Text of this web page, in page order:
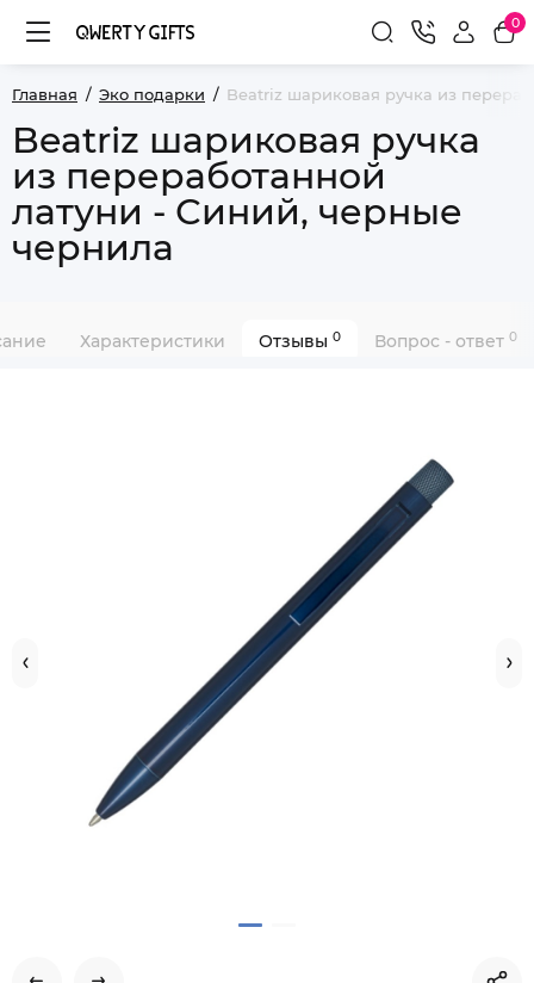
0
Главная Эко подарки Beatriz шариковая ручка из
Beatriz шариковая ручка
из переработанной
латуни - Синий, черные
чернила
Характеристики Отзывы 0 Вопрос - ответ 0